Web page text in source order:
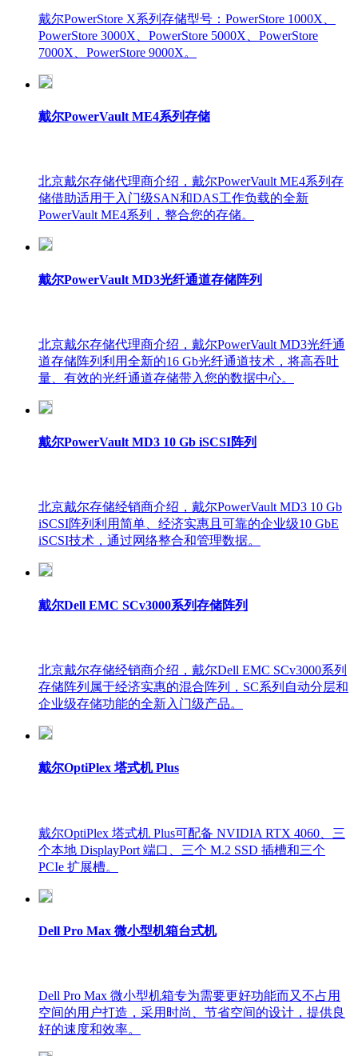
戴尔PowerStore X系列存储型号：PowerStore 1000X、
PowerStore 3000X、PowerStore 5000X、PowerStore
7000X、PowerStore 9000X。
戴尔PowerVault ME4系列存储
北京戴尔存储代理商介绍，戴尔PowerVault ME4系列存
储借助适用于入门级SAN和DAS工作负载的全新
PowerVault ME4系列，整合您的存储。
戴尔PowerVault MD3光纤通道存储阵列
北京戴尔存储代理商介绍，戴尔PowerVault MD3光纤通
道存储阵列利用全新的16 Gb光纤通道技术，将高吞吐
量、有效的光纤通道存储带入您的数据中心。
戴尔PowerVault MD3 10 Gb iSCSI阵列
北京戴尔存储经销商介绍，戴尔PowerVault MD3 10 Gb
iSCSI阵列利用简单、经济实惠且可靠的企业级10 GbE
iSCSI技术，通过网络整合和管理数据。
戴尔Dell EMC SCv3000系列存储阵列
北京戴尔存储经销商介绍，戴尔Dell EMC SCv3000系列
存储阵列属于经济实惠的混合阵列，SC系列自动分层和
企业级存储功能的全新入门级产品。
戴尔OptiPlex 塔式机 Plus
戴尔OptiPlex 塔式机 Plus可配备 NVIDIA RTX 4060、三
个本地 DisplayPort 端口、三个 M.2 SSD 插槽和三个
PCIe 扩展槽。
Dell Pro Max 微小型机箱台式机
Dell Pro Max 微小型机箱专为需要更好功能而又不占用
空间的用户打造，采用时尚、节省空间的设计，提供良
好的速度和效率。